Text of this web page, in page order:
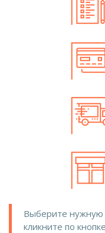
Выберите нужную
кликните по